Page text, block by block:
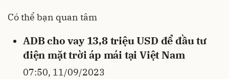
Có thể bạn quan tâm
ADB cho vay 13,8 triệu USD để đầu tư
điện mặt trời áp mái tại Việt Nam
07:50, 11/09/2023